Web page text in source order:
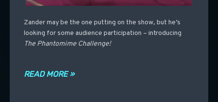
Zander may be the one putting on the show, but he’s
looking for some audience participation – introducing
The Phantomime Challenge!
READ MORE »